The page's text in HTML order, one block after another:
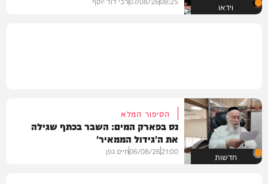
וידאו
חדשות
הסיפור המלא
נס בפארק המים: השבר בכתף שגילה
את ה'גידול הממאיר'
21:00
06/08/26חיים גפן